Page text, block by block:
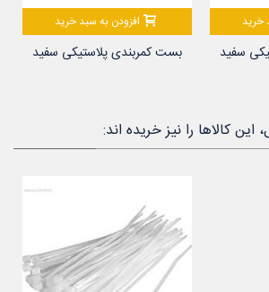
افزودن به سبد خرید
بست کمربندی پلاستیکی سفید
خرید
سفید
کالاها را نیز خریده اند: